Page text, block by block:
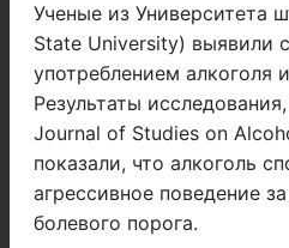
Ученые из Университета
State University) выявили
употреблением алкоголя
Результаты
Journal of Studies on
показали, что алкоголь
агрессивное поведение
болевого порога.